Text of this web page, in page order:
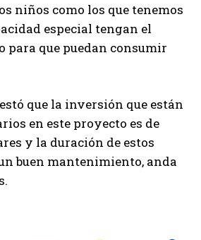
niños como los que tenemos
especial tengan el
para que puedan consumir
que la inversión que están
en este proyecto es de
y la duración de estos
buen mantenimiento, anda